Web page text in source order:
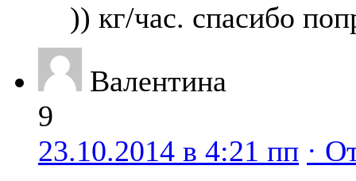
)) кг/час. спасибо
Валентина
9
23.10.2014 в 4:21 пп ·